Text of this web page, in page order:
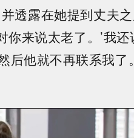
透露在她提到丈夫
来说太老了。’我还
后他就不再联系我了